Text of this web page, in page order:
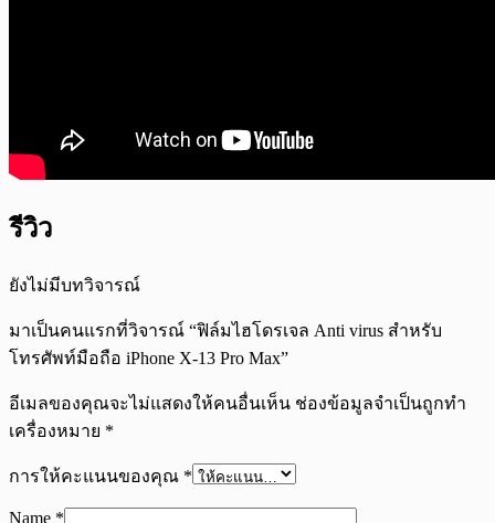
รีวิว
ยังไม่มีบทวิจารณ์
มาเป็นคนแรกที่วิจารณ์ “ฟิล์มไฮโดรเจล Anti virus สำหรับ
โทรศัพท์มือถือ iPhone X-13 Pro Max”
อีเมลของคุณจะไม่แสดงให้คนอื่นเห็น ช่องข้อมูลจำเป็นถูกทำ
เครื่องหมาย *
การให้คะแนนของคุณ *
Name *